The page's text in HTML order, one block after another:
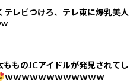
テレビつけろ、テレ東に爆乳美人
もものJCアイドルが発見されてし
ｗｗｗｗｗｗｗｗｗｗｗｗ